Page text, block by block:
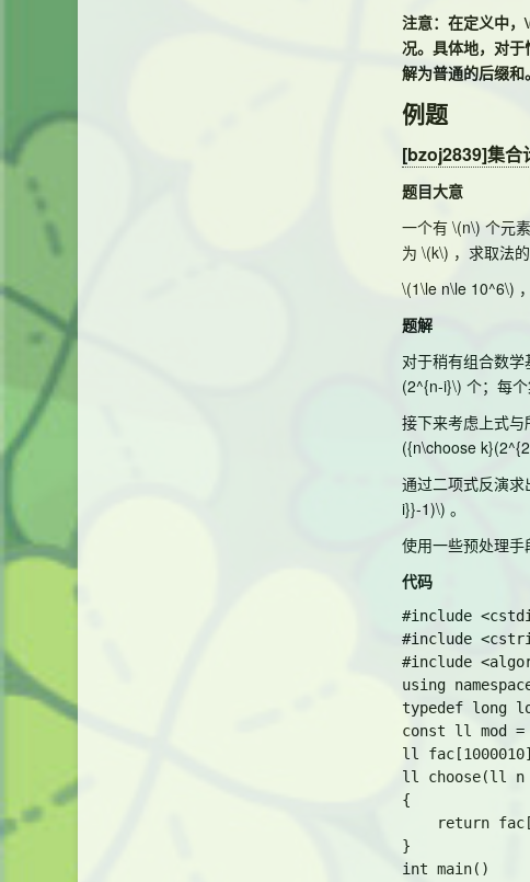
注意：在定义中，
况。具体地，对
解为普通的后缀和。
例题
[bzoj2839]集合
题目大意
一个有 \(n\) 个元
为 \(k\) ，求取法
\(1\le n\le 10^6\) ，
题解
对于稍有组合数
(2^{n-i}\) 个；每
接下来考虑上式
({n\choose
通过二项式反演求
i}}-1)\) 。
使用一些预处理
代码
#include
#include
#include
using
typedef long
const ll mod =
ll
ll choose(ll
{
return
}
int main()